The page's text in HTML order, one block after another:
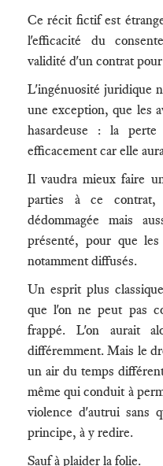
Ce récit fictif est
l'efficacité du
validité d'un contrat
L'ingénuosité juridique
une exception, que les
hasardeuse : la
efficacement car elle
Il vaudra mieux faire
parties à ce contrat,
dédommagée mais
présenté, pour que
notamment diffusés.
Un esprit plus
que l'on ne peut pas
frappé. L'on aurait
différemment. Mais le
un air du temps
même qui conduit à
violence d'autrui sans
principe, à y redire.
Sauf à plaider la folie.